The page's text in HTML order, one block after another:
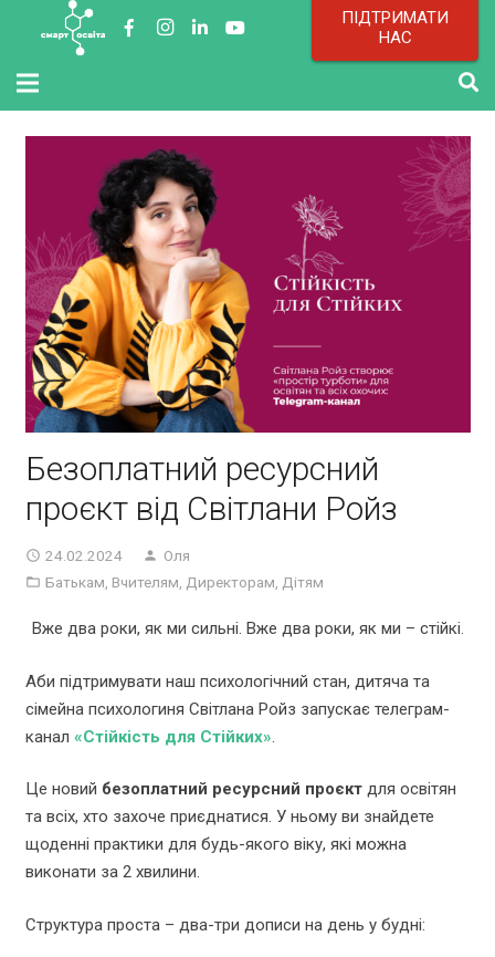
ПІДТРИМАТИ
НАС
Безоплатний ресурсний
проєкт від Світлани Ройз
24.02.2024
Оля
Батькам Вчителям Директорам Дітям
Вже два роки, як ми сильні. Вже два роки, як ми – стійкі.
Аби підтримувати наш психологічний стан, дитяча та
сімейна психологиня Світлана Ройз запускає телеграм-
канал «Стійкість для Стійких».
Це новий безоплатний ресурсний проєктдля освітян
та всіх, хто захоче приєднатися. У ньому ви знайдете
щоденні практики для будь-якого віку, які можна
виконати за 2 хвилини.
Структура проста – два-три дописи на день у будні: